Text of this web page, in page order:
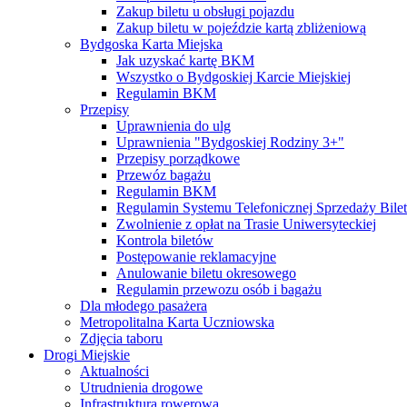
Zakup biletu u obsługi pojazdu
Zakup biletu w pojeździe kartą zbliżeniową
Bydgoska Karta Miejska
Jak uzyskać kartę BKM
Wszystko o Bydgoskiej Karcie Miejskiej
Regulamin BKM
Przepisy
Uprawnienia do ulg
Uprawnienia "Bydgoskiej Rodziny 3+"
Przepisy porządkowe
Przewóz bagażu
Regulamin BKM
Regulamin Systemu Telefonicznej Sprzedaży
Zwolnienie z opłat na Trasie Uniwersyteckiej
Kontrola biletów
Postępowanie reklamacyjne
Anulowanie biletu okresowego
Regulamin przewozu osób i bagażu
Dla młodego pasażera
Metropolitalna Karta Uczniowska
Zdjęcia taboru
Drogi Miejskie
Aktualności
Utrudnienia drogowe
Infrastruktura rowerowa